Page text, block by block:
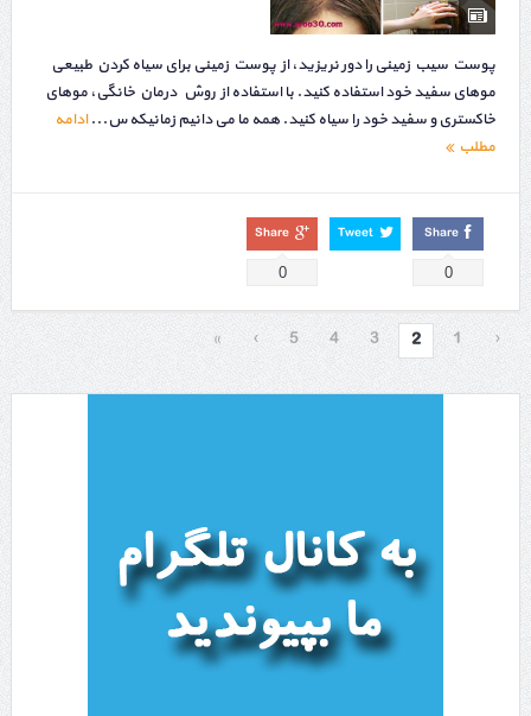
پوست سیب زمینی را دور نریزید، از پوست زمینی برای سیاه کردن طبیعی
موهای سفید خود استفاده کنید. با استفاده از روش درمان خانگی، موهای
خاکستری و سفید خود را سیاه کنید. همه ما می دانیم زمانیکه س...ادامه
مطلب
Share
0
Tweet
Share
0
‹
1
2
3
4
5
›
»